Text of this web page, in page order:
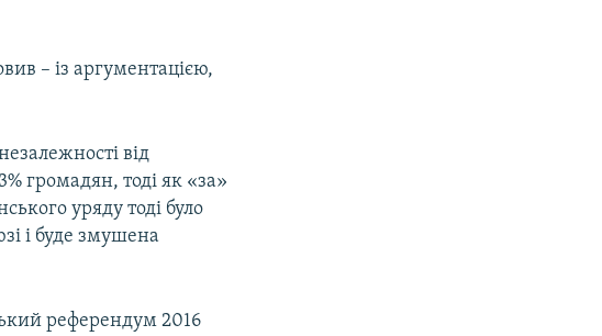
– із аргументацією,
від
громадян, тоді як «за»
уряду тоді було
і буде змушена
референдум 2016